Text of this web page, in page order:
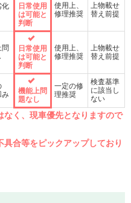
化
日常使用
は可能と
判断
使用上、
修理推奨
上物載せ
替え前提
問
日常使用
は可能と
判断
使用上、
修理推奨
上物載せ
替え前提
み
機能上問
題なし
一定の修
理推奨
検査基準
に該当し
ない
く、現車優先となりますので
合等をピックアップしており